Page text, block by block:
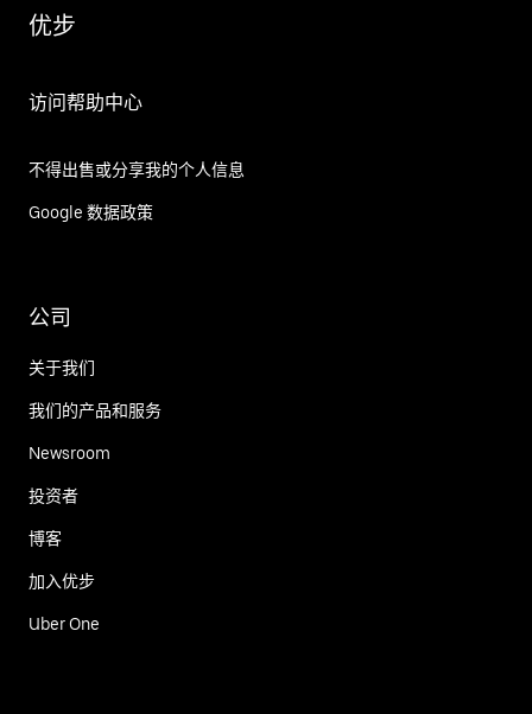
优步
访问帮助中心
不得出售或分享我的个人信息
Google 数据政策
公司
关于我们
我们的产品和服务
Newsroom
投资者
博客
加入优步
Uber One